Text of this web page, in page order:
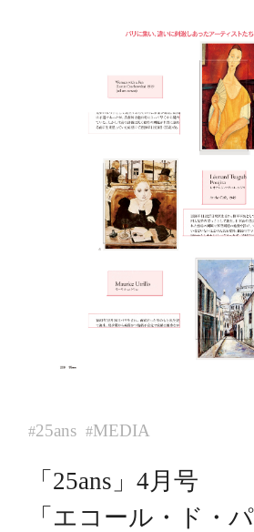
#25ans #MEDIA
「25ans」4月号
「エコール・ド・